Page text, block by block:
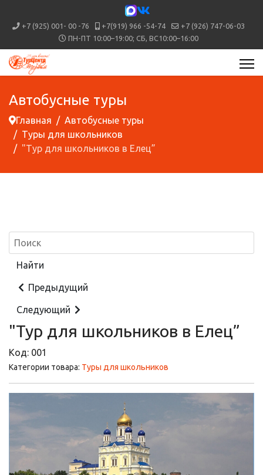
+7 (925) 001- 00 -76 +7(919) 966 -54-74
+7 (926) 747-06-03
ПН-ПТ 10:00–19:00; СБ, ВС10:00–16:00
Автобусные туры
Главная
Автобусные туры
Туры для школьников
"Тур для школьников в Елец”
Предыдущий
Следующий
"Тур для школьников в Елец”
Код: 001
Категории товара: Туры для школьников